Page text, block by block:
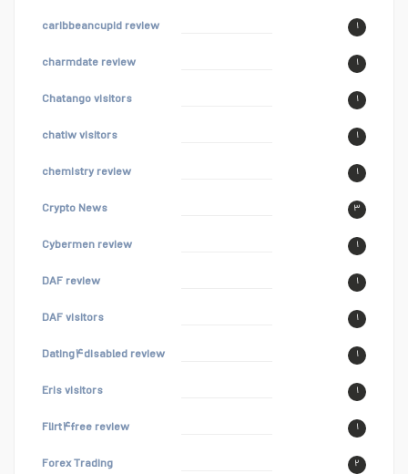
caribbeancupid review ۱
charmdate review ۱
Chatango visitors ۱
chatiw visitors ۱
chemistry review ۱
Crypto News ۳
Cybermen review ۱
DAF review ۱
DAF visitors ۱
Dating۴disabled review ۱
Eris visitors ۱
Flirt۴free review ۱
Forex Trading ۲